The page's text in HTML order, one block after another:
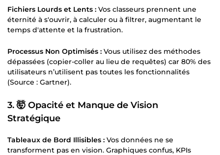
Fichiers Lourds et Lents : Vos classeurs prennent une
éternité à s'ouvrir, à calculer ou à filtrer, augmentant le
temps d'attente et la frustration.
Processus Non Optimisés : Vous utilisez des méthodes
dépassées (copier-coller au lieu de requêtes) car 80% des
utilisateurs n’utilisent pas toutes les fonctionnalités
(Source : Gartner).
3. 🤯 Opacité et Manque de Vision
Stratégique
Tableaux de Bord Illisibles : Vos données ne se
transforment pas en vision. Graphiques confus, KPIs